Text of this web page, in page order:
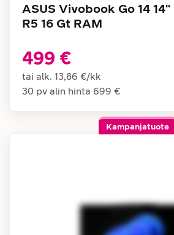
ASUS Vivobook Go 14
R5 16 Gt RAM
499 €
tai alk. 13,86 €/kk
30 pv alin hinta 699 €
Kampanjatuote